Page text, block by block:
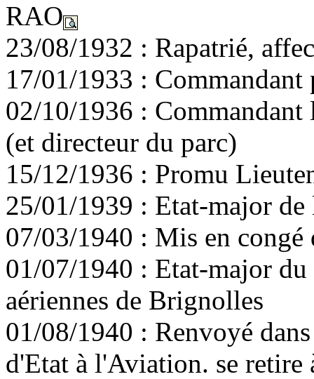
RAO
23/08/1932 : Rapatrié,
17/01/1933 : Commandant
02/10/1936 : Commandant
(et directeur du parc)
15/12/1936 : Promu
25/01/1939 : Etat-major
07/03/1940 : Mis en congé
01/07/1940 : Etat-major du
aériennes de Brignolles
01/08/1940 : Renvoyé
d'Etat à l'Aviation. se retire